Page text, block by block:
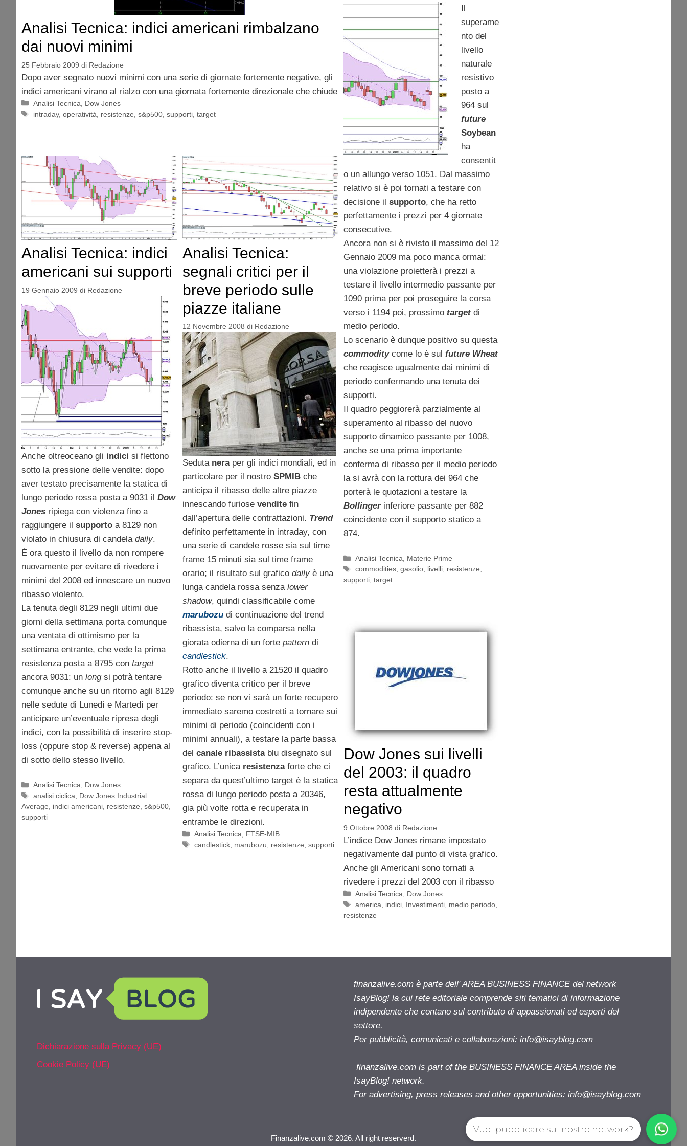
Analisi Tecnica: indici americani rimbalzano
dai nuovi minimi
25 Febbraio 2009 di Redazione
Dopo aver segnato nuovi minimi con una serie di giornate fortemente negative, gli
indici americani virano al rialzo con una giornata fortemente direzionale che chiude
Categorie
Analisi Tecnica
Dow Jones
Tag
intraday,operatività resistenze ,s&p500 ,supporti ,target
Il
superame
nto del
livello
naturale
resistivo
posto a
964 sul
future
Soybean
ha
consentit
o un allungo verso 1051. Dal massimo
relativo si è poi tornati a testare con
decisione il supporto, che ha retto
perfettamente i prezzi per 4 giornate
consecutive.
Ancora non si è rivisto il massimo del 12
Gennaio 2009 ma poco manca ormai:
una violazione proietterà i prezzi a
testare il livello intermedio passante per
1090 prima per poi proseguire la corsa
verso i 1194 poi, prossimo targetdi
medio periodo.
Lo scenario è dunque positivo su questa
commoditycome lo è sul futureWheat
che reagisce ugualmente dai minimi di
periodo confermando una tenuta dei
supporti.
Il quadro peggiorerà parzialmente al
superamento al ribasso del nuovo
supporto dinamico passante per 1008,
anche se una prima importante
conferma di ribasso per il medio periodo
la si avrà con la rottura dei 964 che
porterà le quotazioni a testare la
Bollingerinferiore passante per 882
coincidente con il supporto statico a
874.
Categorie
Analisi Tecnica, Materie Prime
Tag
commodities,gasolio, livelli, resistenze,
supporti, target
Analisi Tecnica: indici
americani sui supporti
19 Gennaio 2009 di Redazione
Anche oltreoceano gli indici si flettono
sotto la pressione delle vendite: dopo
aver testato precisamente la statica di
lungo periodo rossa posta a 9031 il Dow
Jones ripiega con violenza fino a
raggiungere il supporto a 8129 non
violato in chiusura di candela daily.
È ora questo il livello da non rompere
nuovamente per evitare di rivedere i
minimi del 2008 ed innescare un nuovo
ribasso violento.
La tenuta degli 8129 negli ultimi due
giorni della settimana porta comunque
una ventata di ottimismo per la
settimana entrante, che vede la prima
resistenza posta a 8795 con target
ancora 9031: un longsi potrà tentare
comunque anche su un ritorno agli 8129
nelle sedute di Lunedì e Martedì per
anticipare un’eventuale ripresa degli
indici, con la possibilità di inserire stop-
loss (oppure stop & reverse) appena al
di sotto dello stesso livello.
Categorie
Analisi Tecnica
Dow Jones
Tag
analisi ciclica
Dow Jones Industrial
Average
indici americani resistenze s&p500
supporti
Analisi Tecnica:
segnali critici per il
breve periodo sulle
piazze italiane
12 Novembre 2008 di Redazione
Seduta neraper gli indici mondiali, ed in
particolare per il nostro SPMIBche
anticipa il ribasso delle altre piazze
innescando furiose venditefin
dall’apertura delle contrattazioni. Trend
definito perfettamente in intraday, con
una serie di candele rosse sia sul time
frame 15 minuti sia sul time frame
orario; il risultato sul grafico dailyè una
lunga candela rossa senza lower
shadow, quindi classificabile come
marubozudi continuazione del trend
ribassista, salvo la comparsa nella
giorata odierna di un forte patterndi
candlestick.
Rotto anche il livello a 21520 il quadro
grafico diventa critico per il breve
periodo: se non vi sarà un forte recupero
immediato saremo costretti a tornare sui
minimi di periodo (coincidenti con i
minimi annuali), a testare la parte bassa
del canale ribassistablu disegnato sul
grafico. L’unica resistenzaforte che ci
separa da quest’ultimo target è la statica
rossa di lungo periodo posta a 20346,
gia più volte rotta e recuperata in
entrambe le direzioni.
Categorie
Analisi Tecnica
FTSE-MIB
Tag
candlestick marubozu resistenze ,supporti
Dow Jones sui livelli
del 2003: il quadro
resta attualmente
negativo
9 Ottobre 2008 di Redazione
L’indice Dow Jones rimane impostato
negativamente dal punto di vista grafico.
Anche gli Americani sono tornati a
rivedere i prezzi del 2003 con il ribasso
Categorie
Analisi Tecnica
Dow Jones
Tag
america indici Investimenti medio periodo
resistenze
Dichiarazione sulla Privacy (UE)
Cookie Policy (UE)
finanzalive.com è parte dell' AREA BUSINESS FINANCE del network
IsayBlog! la cui rete editoriale comprende siti tematici di informazione
indipendente che contano sul contributo di appassionati ed esperti del
settore.
Per pubblicità, comunicati e collaborazioni: info@isayblog.com
finanzalive.com is part of the BUSINESS FINANCE AREA inside the
IsayBlog! network.
For advertising, press releases and other opportunities: info@isayblog.com
Finanzalive.com © 2026. All right reserverd.
Vuoi pubblicare sul nostro network?